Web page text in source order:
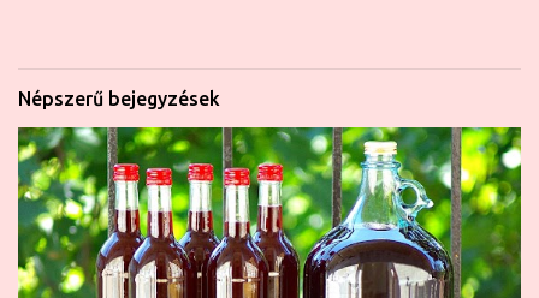
Népszerű bejegyzések